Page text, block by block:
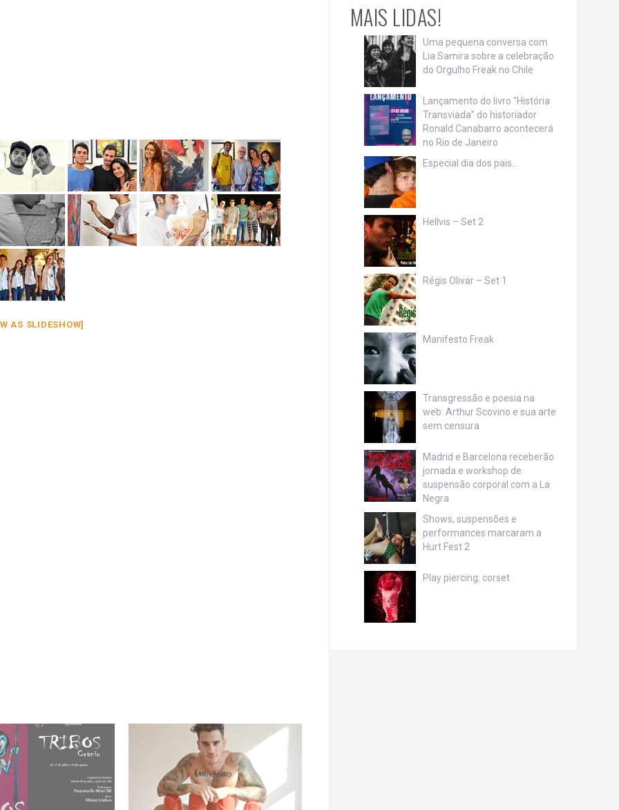
AS SLIDESHOW]
MAIS LIDAS!
Uma pequena conversa com
Lia Samira sobre a celebração
do Orgulho Freak no Chile
Lançamento do livro “História
Transviada” do historiador
Ronald Canabarro acontecerá
no Rio de Janeiro
Especial dia dos pais…
Hellvis – Set 2
Régis Olivar – Set 1
Manifesto Freak
Transgressão e poesia na
web: Arthur Scovino e sua arte
sem censura
Madrid e Barcelona receberão
jornada e workshop de
suspensão corporal com a La
Negra
Shows, suspensões e
performances marcaram a
Hurt Fest 2
Play piercing: corset